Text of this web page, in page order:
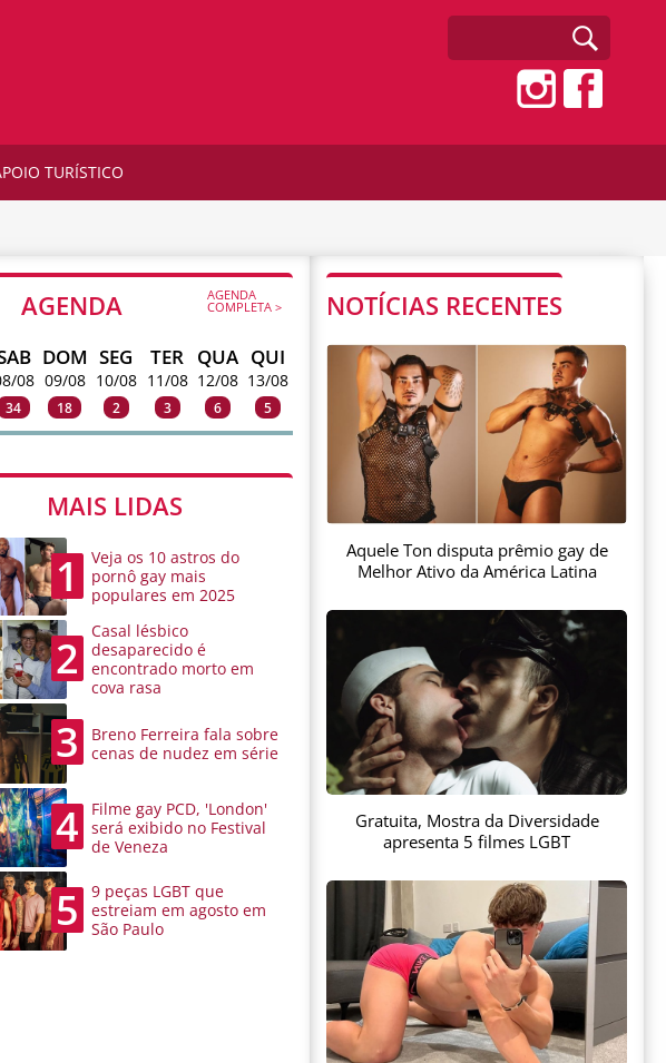
TURÍSTICO
AGENDA AGENDA
COMPLETA >
08
34
DOM
09/08
18
SEG
10/08
2
TER
11/08
3
QUA
12/08
6
QUI
13/08
5
MAIS LIDAS
1
Veja os 10 astros do
pornô gay mais
populares em 2025
2
Casal lésbico
desaparecido é
encontrado morto em
cova rasa
3
Breno Ferreira fala sobre
cenas de nudez em série
4
Filme gay PCD, 'London'
será exibido no Festival
de Veneza
5
9 peças LGBT que
estreiam em agosto em
São Paulo
NOTÍCIAS RECENTES
Aquele Ton disputa prêmio gay de
Melhor Ativo da América Latina
Gratuita, Mostra da Diversidade
apresenta 5 filmes LGBT